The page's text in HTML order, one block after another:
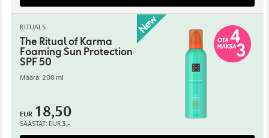
RITUALS
The Ritual of Karma
Foaming Sun Protection
SPF 50
Määrä: 200 ml
EUR 18,50
SÄÄSTÄT: EUR3,-